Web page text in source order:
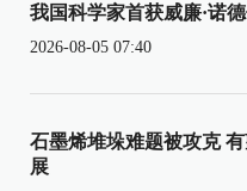
我国科学家首获威廉·诺
2026-08-05 07:40
石墨烯堆垛难题被攻克
展